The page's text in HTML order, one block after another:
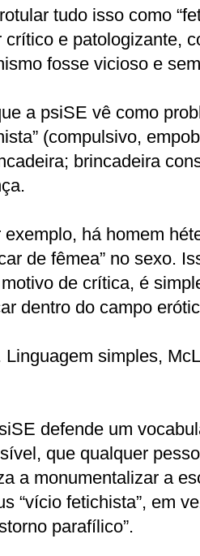
tudo isso como
crítico e patologizante,
fosse vicioso e
a psiSE vê como
(compulsivo,
brincadeira
exemplo, há homem
de fêmea” no sexo.
de crítica, é
dentro do campo
Linguagem simples,
defende um
que qualquer
a monumentalizar a
“vício fetichista”, em
parafílico”.